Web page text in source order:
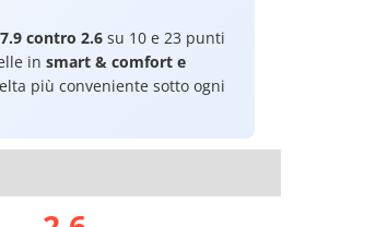
7.9 contro 2.6 su 10 e 23 punti
in smart & comfort e
più conveniente sotto ogni